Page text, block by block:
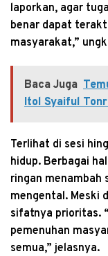
laporkan, agar
benar dapat
masyarakat,”
Baca Juga
Itol Syaiful
Terlihat di sesi
hidup. Berbagai
ringan menambah
mengental. Meski
sifatnya prioritas.
pemenuhan
semua,” jelasnya.